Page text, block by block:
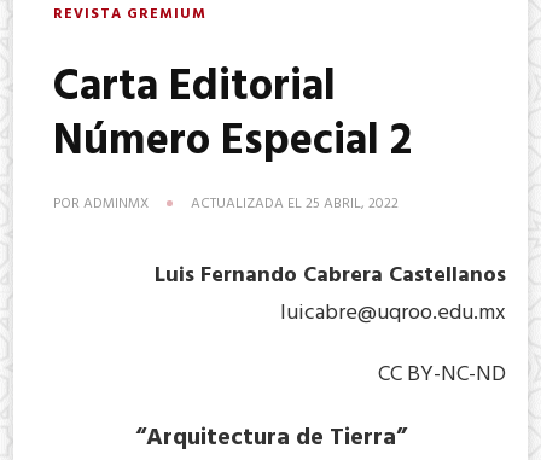
REVISTA GREMIUM
Carta Editorial
Número Especial 2
POR ADMINMX ACTUALIZADA EL25 ABRIL, 2022
Luis Fernando Cabrera Castellanos
luicabre@uqroo.edu.mx
CC BY-NC-ND
“Arquitectura de Tierra”